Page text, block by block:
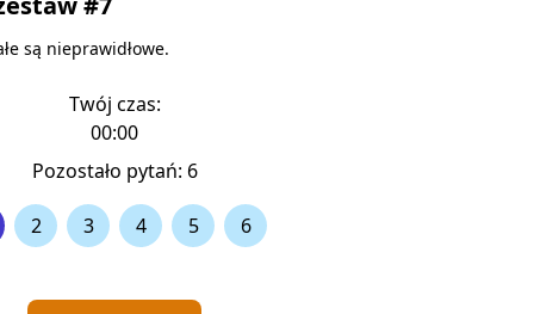
są nieprawidłowe.
Twój czas:
00:00
Pozostało pytań: 6
2 3 4 5 6
(259)